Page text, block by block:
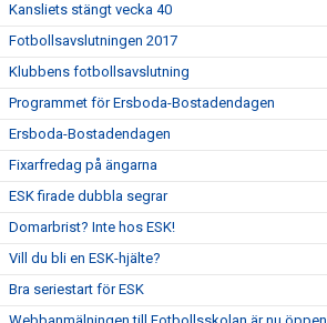
Kansliets stängt vecka 40
Fotbollsavslutningen 2017
Klubbens fotbollsavslutning
Programmet för Ersboda-Bostadendagen
Ersboda-Bostadendagen
Fixarfredag på ängarna
ESK firade dubbla segrar
Domarbrist? Inte hos ESK!
Vill du bli en ESK-hjälte?
Bra seriestart för ESK